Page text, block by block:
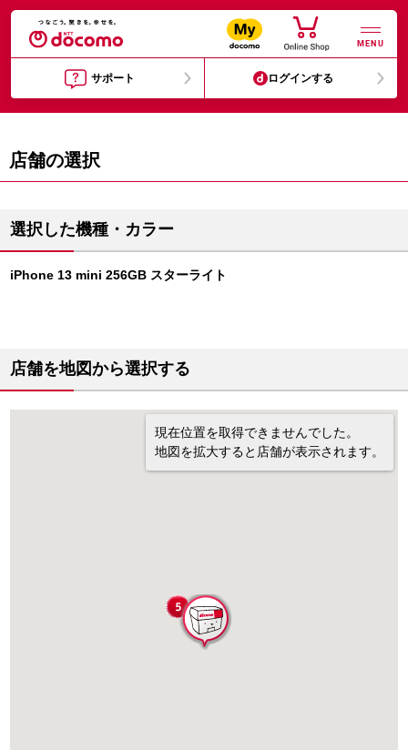
MENU
サポート ログインする
店舗の選択
選択した機種・カラー
iPhone 13 mini 256GB スターライト
店舗を地図から選択する
現在位置を取得できませんでした。
地図を拡大すると店舗が表示されます。